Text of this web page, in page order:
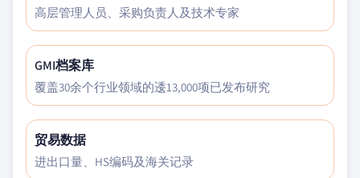
高层管理人员、采购负责人及技术专家
GMI档案库
覆盖30余个行业领域的逶13,000项已发布研究
贸易数据
进出口量、HS编码及海关记录